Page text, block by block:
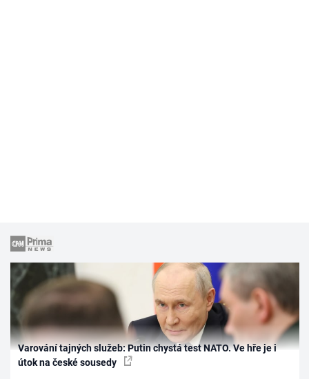
Varování tajných služeb: Putin chystá test NATO. Ve hře je i
útok na české sousedy